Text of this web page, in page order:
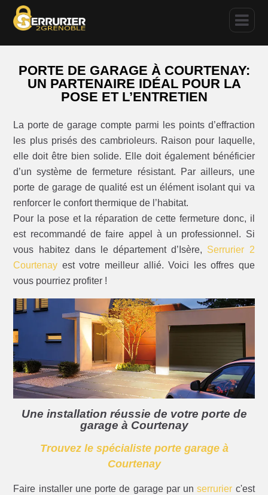
PORTE DE GARAGE À COURTENAY:
UN PARTENAIRE IDÉAL POUR LA
POSE ET L’ENTRETIEN
La porte de garage compte parmi les points d’effraction
les plus prisés des cambrioleurs. Raison pour laquelle,
elle doit être bien solide. Elle doit également bénéficier
d’un système de fermeture résistant. Par ailleurs, une
porte de garage de qualité est un élément isolant qui va
renforcer le confort thermique de l’habitat.
Pour la pose et la réparation de cette fermeture donc, il
est recommandé de faire appel à un professionnel. Si
vous habitez dans le département d’Isère, Serrurier 2
Courtenay est votre meilleur allié. Voici les offres que
vous pourriez profiter !
Une installation réussie de votre porte de
garage à Courtenay
Trouvez le spécialiste porte garage à
Courtenay
Faire installer une porte de garage par unserrurier c'est